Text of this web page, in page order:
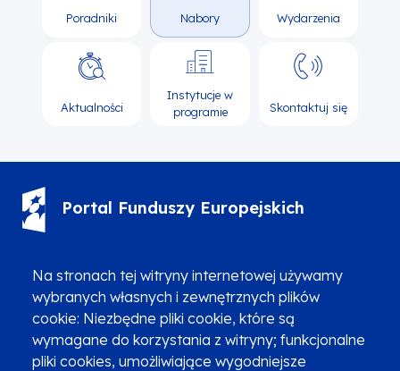
Na stronach tej witryny internetowej używamy
wybranych własnych i zewnętrznych plików
cookie: Niezbędne pliki cookie, które są
wymagane do korzystania z witryny; funkcjonalne
pliki cookies, umożliwiające wygodniejsze
Poradniki Nabory Wydarzenia
Aktualności
Instytucje w
programie
Skontaktuj się
Portal Funduszy Europejskich